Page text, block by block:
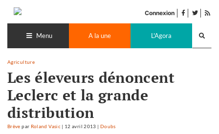
contenu
Connexion facebook
twitter
Menu A la une L'Agora
Agriculture
Les éleveurs dénoncent
Leclerc et la grande
distribution
Brève par Roland Vasic| 12 avril 2013 | Doubs